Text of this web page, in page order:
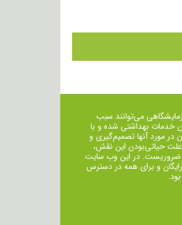
می‌توانند سبب
خدمات بهداشتی شده و با
مورد آنها تصمیم‌گیری و
علت حیاتی‌بودن این نقش،
ضروریست. در این وب سایت
و برای همه در دسترس